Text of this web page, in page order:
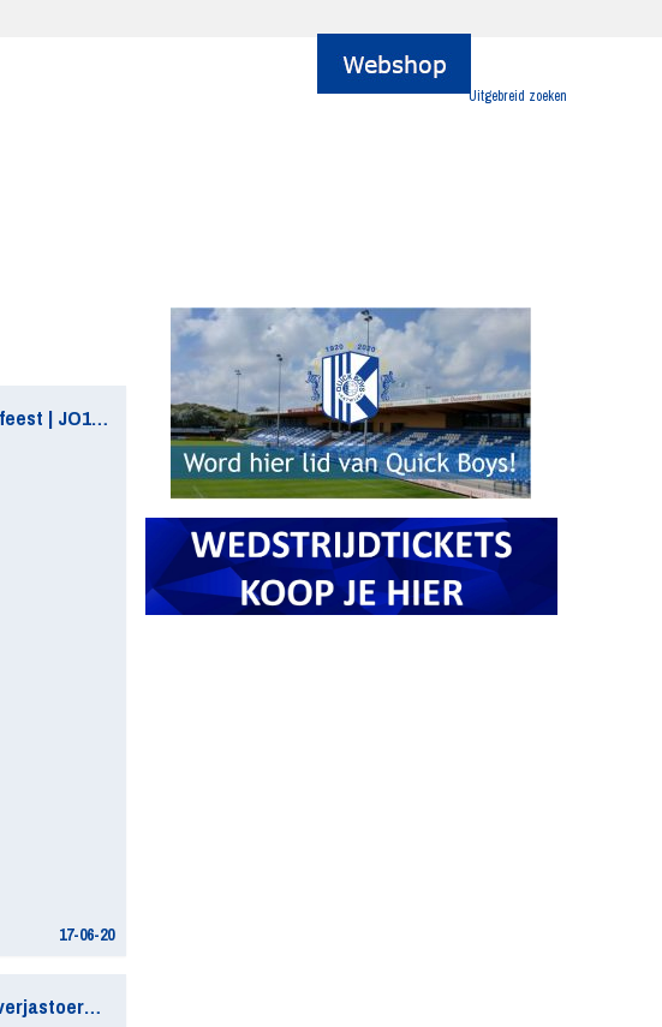
Uitgebreid zoeken
[Afgelast] Jubileumfeest | JO14 t/m JO19 en MO15 t/m MO19
17-06-20
Jubileumfeest | Klaverjastoernooi (100 tafels)